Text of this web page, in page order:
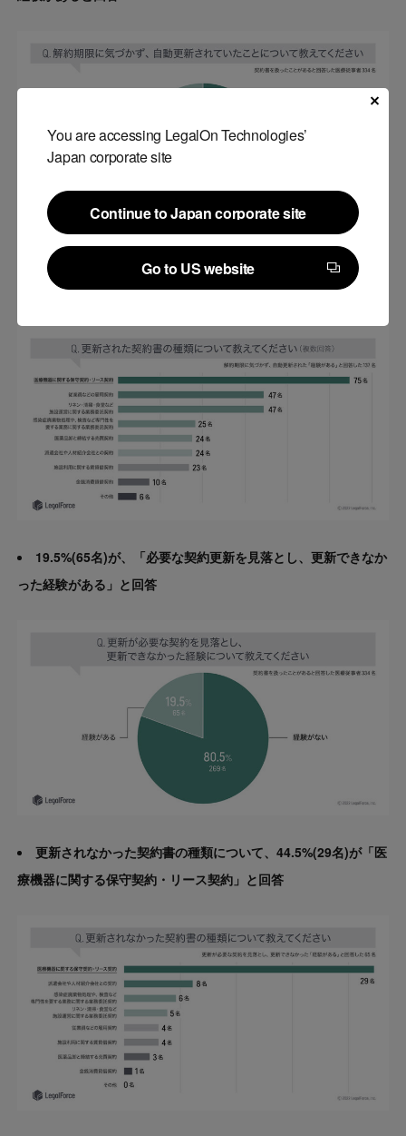
You are accessing LegalOn Technologies’
Japan corporate site
Continue to Japan corporate site
Continue to Japan corporate site
Go to US website
Go to US website
更新された契約書の種類について、54.7%(75名)が「医療機器
に関する保守契約・リース契約」と回答
19.5%(65名)が、「必要な契約更新を見落とし、更新できなか
った経験がある」と回答
更新されなかった契約書の種類について、44.5%(29名)が「医
療機器に関する保守契約・リース契約」と回答